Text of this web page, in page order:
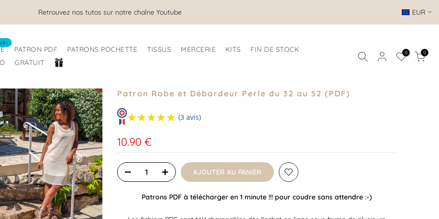
Nous sommes ouverts tout l'été ! EUR
!
PATRON PDF PATRONS POCHETTE TISSUS MERCERIE KITS
FIN DE STOCK
GRATUIT
0 0
Patron Robe et Débardeur Perle du 32 au 52 (PDF)
★★★★★
★★★★★ (3 avis)
10.90 €
AJOUTER AU PANIER
Patrons PDF à télécharger en 1 minute !!! pour coudre sans attendre :-)